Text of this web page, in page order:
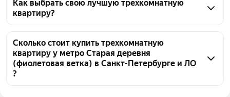
Старая деревня (фиолетовая ветка) в Санкт-
Петербурге и ЛО 262 трехкомнатных квартиры, из
объявление от агентств, 69 объявлений от
застройщиков
Как выбрать свою лучшую трехкомнатную
квартиру?
Старая деревня (фиолетовая ветка),
воспользуйтесь тепловой картой для оценки
инфраструктуры и транспортной доступности в
выбранном районе у метро Старая деревня
Сколько стоит купить трехкомнатную
квартиру у метро Старая деревня
(фиолетовая ветка) в Санкт-Петербурге и ЛО
?